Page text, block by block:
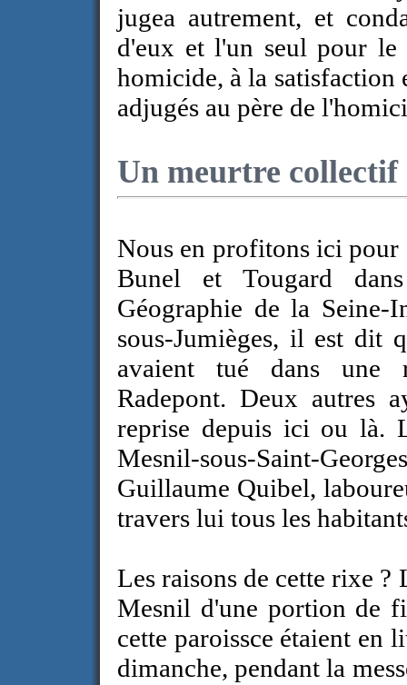
jugea autrement, et
d'eux et l'un seul pour
homicide, à la
adjugés au père de
Un meurtre collectif
Nous en profitons ici
Bunel et Tougard
Géographie de la
sous-Jumièges, il est dit
avaient tué dans
Radepont. Deux autres
reprise depuis ici ou là.
Mesnil-sous-Saint-
Guillaume Quibel,
travers lui tous les
Les raisons de cette rixe ?
Mesnil d'une portion de
cette paroissce étaient en
dimanche, pendant la